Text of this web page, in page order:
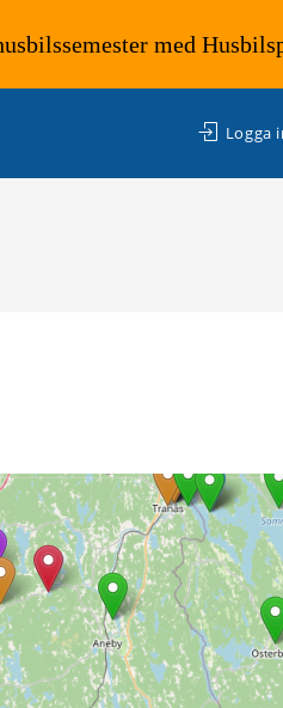
Logga
med